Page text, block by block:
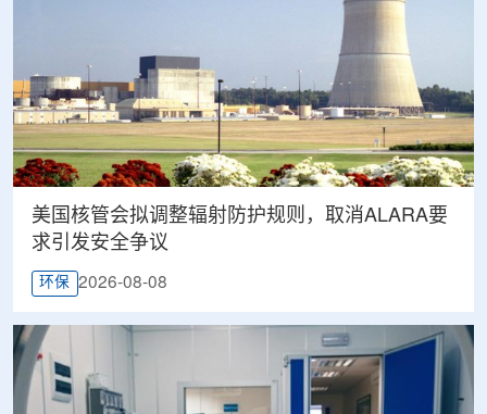
美国核管会拟调整辐射防护规则，取消ALARA要
求引发安全争议
环保 2026-08-08